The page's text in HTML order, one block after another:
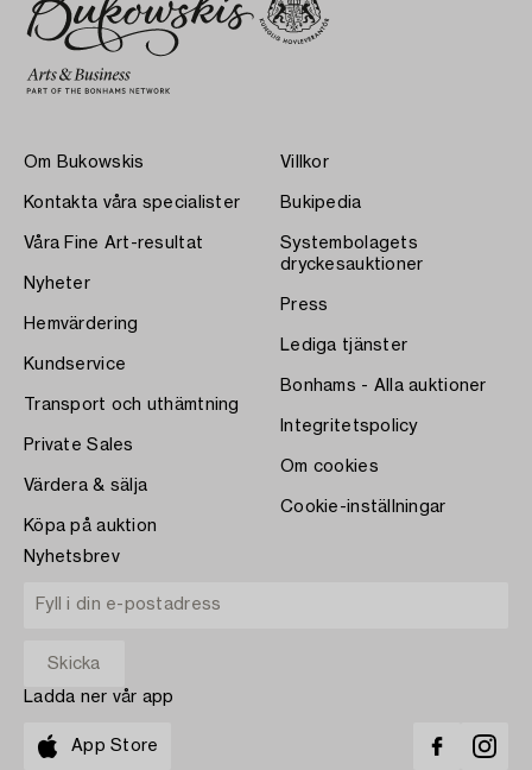
Om Bukowskis
Kontakta våra specialister
Våra Fine Art-resultat
Nyheter
Hemvärdering
Kundservice
Transport och uthämtning
Private Sales
Värdera & sälja
Köpa på auktion
Villkor
Bukipedia
Systembolagets
dryckesauktioner
Press
Lediga tjänster
Bonhams - Alla auktioner
Integritetspolicy
Om cookies
Cookie-inställningar
Nyhetsbrev
Ladda ner vår app
App Store